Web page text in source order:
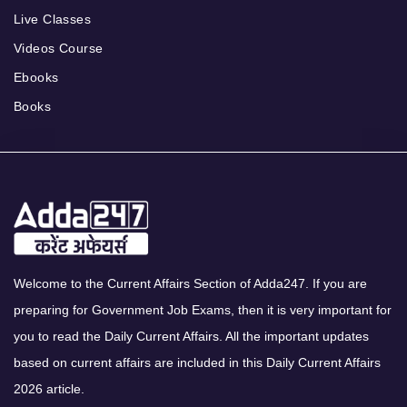
Live Classes
Videos Course
Ebooks
Books
Welcome to the Current Affairs Section of Adda247. If you are
preparing for Government Job Exams, then it is very important for
you to read the Daily Current Affairs. All the important updates
based on current affairs are included in this Daily Current Affairs
2026 article.